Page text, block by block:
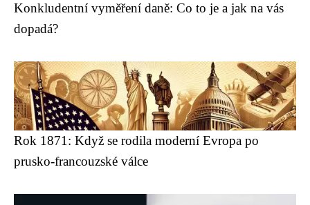
Konkludentní vyměření daně: Co to je a jak na vás
dopadá?
Rok 1871: Když se rodila moderní Evropa po
prusko-francouzské válce